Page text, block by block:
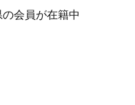
会員が在籍中